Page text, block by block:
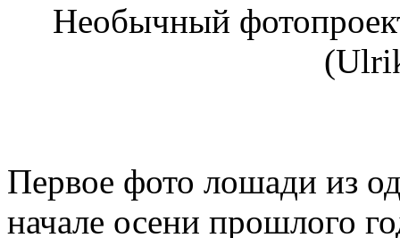
Необычный
Первое фото лошади из
начале осени прошлого